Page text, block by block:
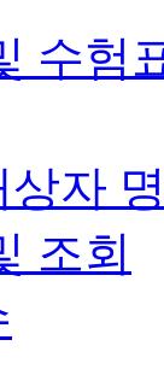
수험
자
조회